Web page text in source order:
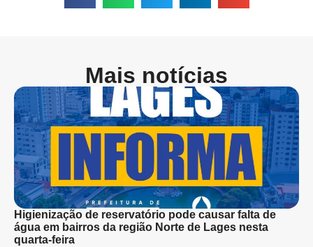
Mais notícias
Higienização de reservatório pode causar falta de
água em bairros da região Norte de Lages nesta
quarta-feira